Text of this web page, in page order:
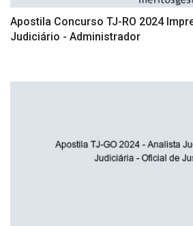
Apostila Concurso TJ-RO 2024
Judiciário - Administrador